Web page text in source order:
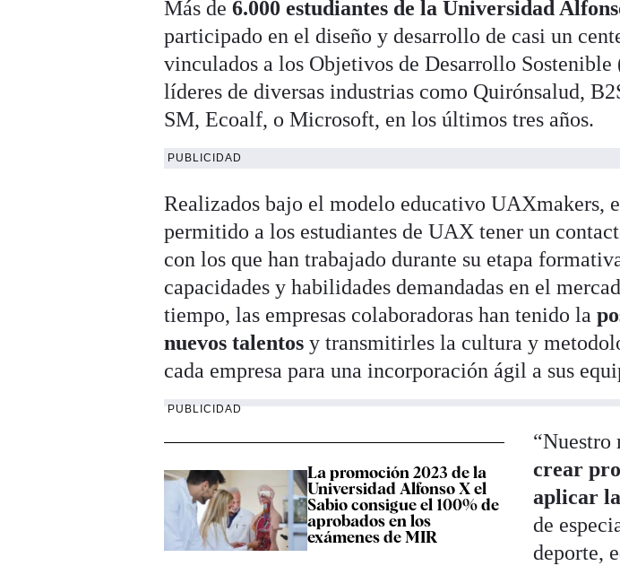
Más de 6.000 estudiantes de la Universidad
participado en el diseño y desarrollo de casi un
vinculados a los Objetivos de Desarrollo Sostenible
líderes de diversas industrias como Quirónsalud,
SM, Ecoalf, o Microsoft, en los últimos tres años.
PUBLICIDAD
Realizados bajo el modelo educativo UAXmakers,
permitido a los estudiantes de UAX tener un
con los que han trabajado durante su etapa
capacidades y habilidades demandadas en el
tiempo, las empresas colaboradoras han tenido la
nuevos talentos y transmitirles la cultura y
cada empresa para una incorporación ágil a sus
PUBLICIDAD
La promoción 2023 de la
Universidad Alfonso X el
Sabio consigue el 100% de
aprobados en los
exámenes de MIR
“Nuestro
crear
aplicar
de
deporte,